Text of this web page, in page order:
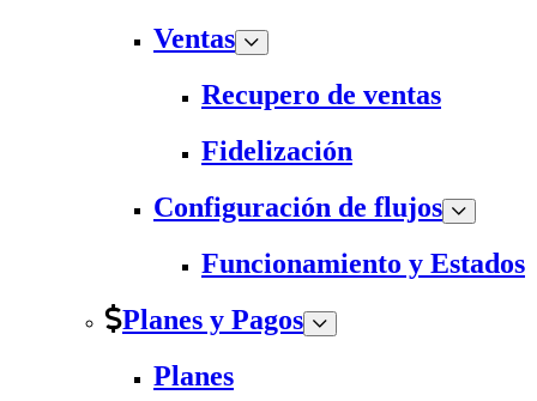
Ventas
Recupero de ventas
Fidelización
Configuración de flujos
Funcionamiento y Estados
Planes y Pagos
Planes